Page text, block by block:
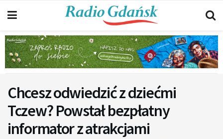
Chcesz odwiedzić z dziećmi
Tczew? Powstał bezpłatny
informator z atrakcjami